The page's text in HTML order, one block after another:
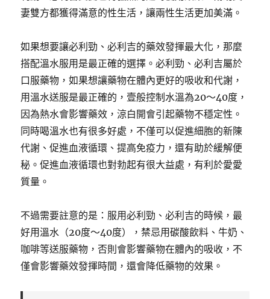
妻雙方都獲得滿意的性生活，讓兩性生活更加美滿。
如果想要讓必利勁、必利吉的藥效發揮最大化，那麼
搭配溫水服用是最正確的選擇。必利勁、必利吉屬於
口服藥物，如果想讓藥物在體內更好的吸收和代謝，
用溫水送服是最正確的，壹般控制水溫為20～40度，
因為熱水會影響藥效，涼白開會引起藥物不穩定性。
同時喝溫水也有很多好處，不僅可以促進細胞的新陳
代謝、促進血液循環、提高免疫力，還有助於緩解便
秘。促進血液循環也對勃起有很大益處，有利於愛愛
質量。
不過需要註意的是：服用必利勁、必利吉的時候，最
好用溫水（20度～40度），禁忌用碳酸飲料、牛奶、
咖啡等送服藥物，否則會影響藥物在體內的吸收，不
僅會影響藥效發揮時間，還會降低藥物的效果。